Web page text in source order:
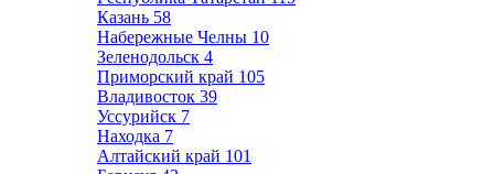
Казань 58
Набережные Челны 10
Зеленодольск 4
Приморский край 105
Владивосток 39
Уссурийск 7
Находка 7
Алтайский край 101